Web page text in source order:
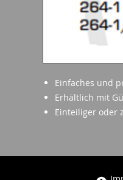
Einfaches und
Erhältlich mit
Einteiliger oder